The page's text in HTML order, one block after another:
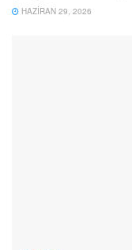
HAZIRAN 29, 2026